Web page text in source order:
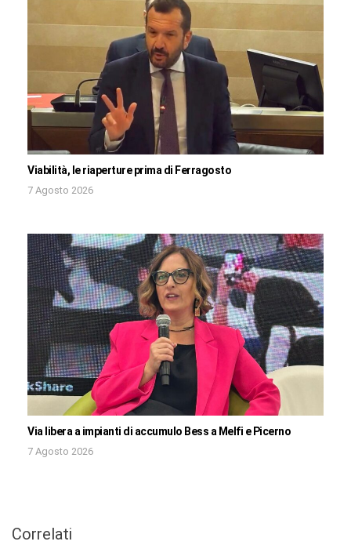
Viabilità, le riaperture prima di Ferragosto
7 Agosto 2026
Via libera a impianti di accumulo Bess a Melfi e Picerno
7 Agosto 2026
Correlati